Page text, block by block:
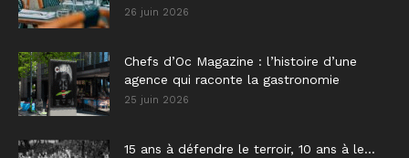
26 juin 2026
Chefs d’Oc Magazine : l’histoire d’une
agence qui raconte la gastronomie
25 juin 2026
15 ans à défendre le terroir, 10 ans à le...